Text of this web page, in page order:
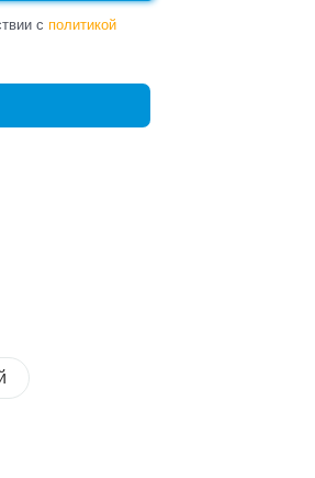
сполитикой